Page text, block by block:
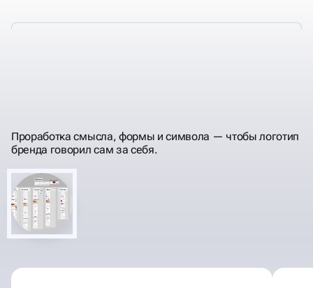
В ДИЗАЙН, КОТОРЫЙ
ТОЧНО СРАБОТАЕТ
Проработка смысла, формы и символа — чтобы логотип
бренда говорил сам за себя.